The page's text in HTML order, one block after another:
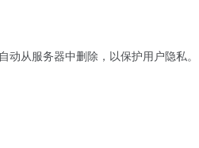
从服务器中删除，以保护用户隐私。